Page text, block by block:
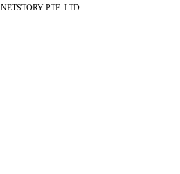
NETSTORY PTE. LTD.